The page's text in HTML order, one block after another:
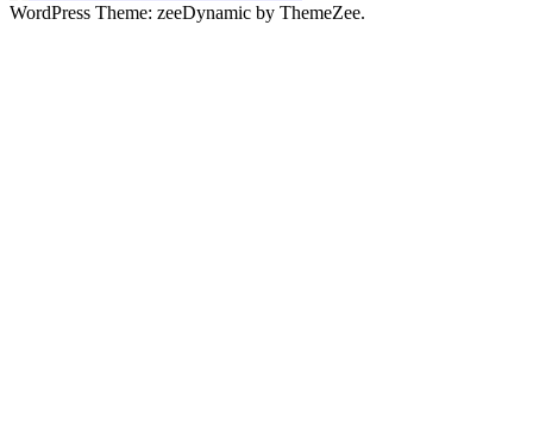
WordPress Theme: zeeDynamic by ThemeZee.